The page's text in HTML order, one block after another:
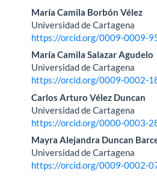
María Camila Borbón Vélez
Universidad de Cartagena
https://orcid.org/0009-0009-
María Camila Salazar Agudelo
Universidad de Cartagena
https://orcid.org/0009-0002-
Carlos Arturo Vélez Duncan
Universidad de Cartagena
https://orcid.org/0000-0003-
Mayra Alejandra Duncan
Universidad de Cartagena
https://orcid.org/0009-0002-